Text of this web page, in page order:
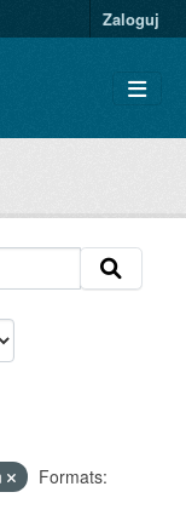
Zaloguj
Formats: